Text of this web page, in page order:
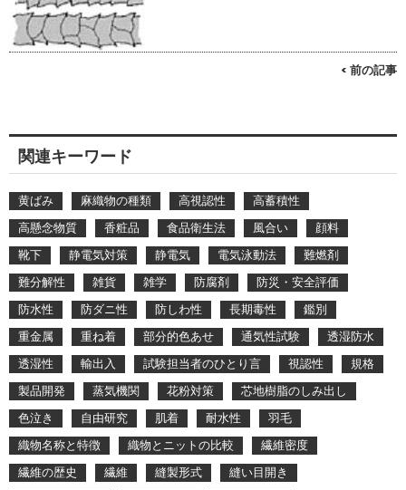
< 前の記事
関連キーワード
黄ばみ 麻織物の種類 高視認性
高蓄積性
高懸念物質
香粧品 食品衛生法 風合い
顔料
靴下
静電気対策 静電気 電気泳動法
難燃剤
難分解性
雑貨 雑学 防腐剤
防災・安全評価
防水性
防ダニ性 防しわ性 長期毒性
鑑別
重金属
重ね着 部分的色あせ 通気性試験
透湿防水
透湿性
輸出入 試験担当者のひとり言 視認性
規格
製品開発
蒸気機関 花粉対策
芯地樹脂のしみ出し
色泣き
自由研究 肌着 耐水性
羽毛
織物名称と特徴
織物とニットの比較
繊維密度
繊維の歴史
繊維 縫製形式
縫い目開き